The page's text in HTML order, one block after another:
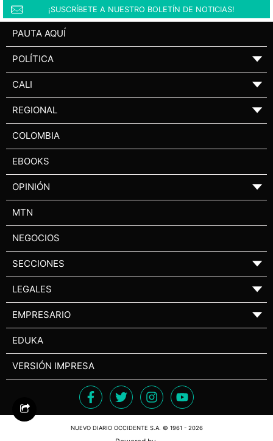
¡SUSCRÍBETE A NUESTRO BOLETÍN DE NOTICIAS!
PAUTA AQUÍ
POLÍTICA ▼
CALI ▼
REGIONAL ▼
COLOMBIA
EBOOKS
OPINIÓN ▼
MTN
NEGOCIOS
SECCIONES ▼
LEGALES ▼
EMPRESARIO ▼
EDUKA
VERSIÓN IMPRESA
NUEVO DIARIO OCCIDENTE S.A. © 1961 - 2026